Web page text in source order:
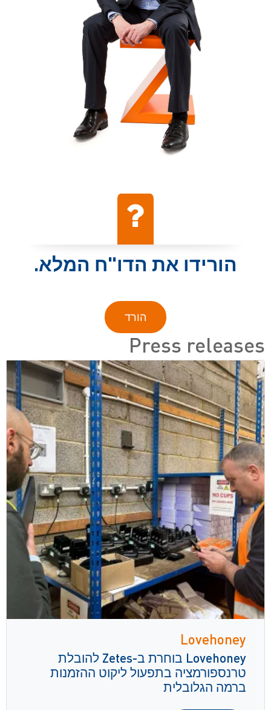
הורידו את הדו"ח המלא.
הורד
Press releases
Lovehoney
Lovehoney בוחרת ב-Zetes להובלת
טרנספורמציה בתפעול ליקוט ההזמנות
ברמה הגלובלית